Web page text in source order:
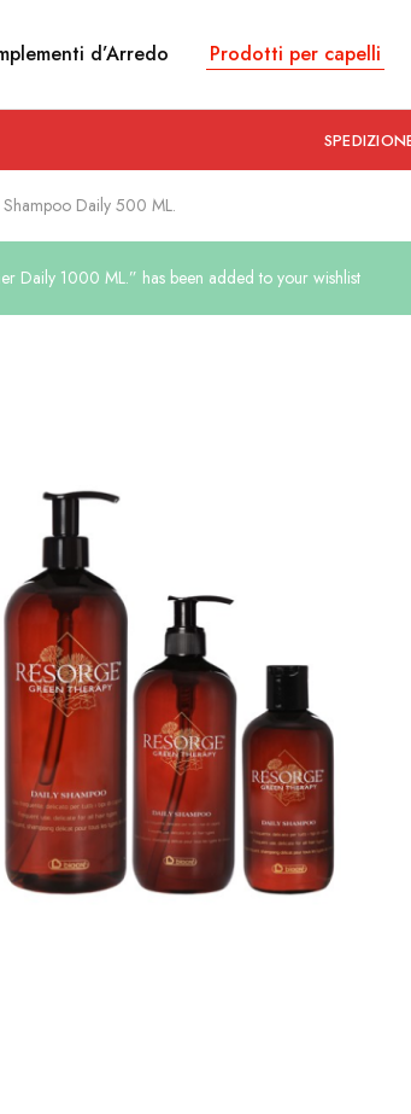
d’Arredo Prodotti per capelli
Shampoo Daily 500 ML.
Daily 1000 ML.” has been added to your wishlist